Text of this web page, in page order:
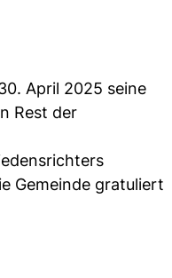
April 2025 seine
Rest der
Gemeinde gratuliert